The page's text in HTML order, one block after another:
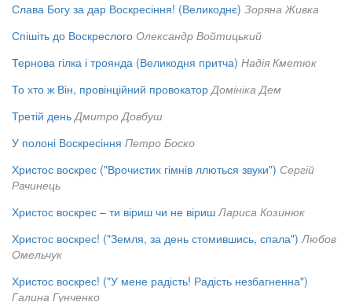
Слава Богу за дар Воскресіння! (Великоднє) Зоряна Живка
Спішіть до Воскреслого Олександр Войтицький
Тернова гілка і троянда (Великодня притча) Надія Кметюк
То хто ж Він, провінційний провокатор Домініка Дем
Третій день Дмитро Довбуш
У полоні Воскресіння Петро Боско
Христос воскрес ("Врочистих гімнів ллються звуки") Сергій
Рачинець
Христос воскрес – ти віриш чи не віриш Лариса Козинюк
Христос воскрес! ("Земля, за день стомившись, спала") Любов
Омельчук
Христос воскрес! ("У мене радість! Радість незбагненна")
Галина Гунченко